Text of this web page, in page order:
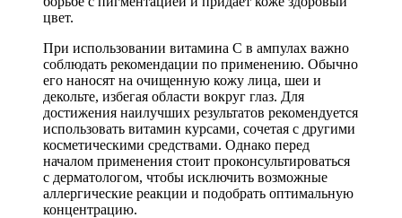
цвет.
При использовании витамина C в ампулах важно
соблюдать рекомендации по применению. Обычно
его наносят на очищенную кожу лица, шеи и
декольте, избегая области вокруг глаз. Для
достижения наилучших результатов рекомендуется
использовать витамин курсами, сочетая с другими
косметическими средствами. Однако перед
началом применения стоит проконсультироваться
с дерматологом, чтобы исключить возможные
аллергические реакции и подобрать оптимальную
концентрацию.